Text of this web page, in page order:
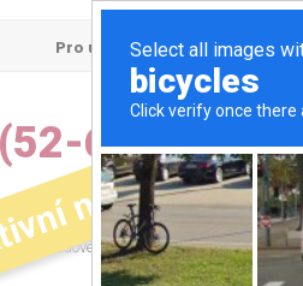
Pro uchazeče
(52-60.000
nabídka
52000 - 60000 Kč
mzdové ohodnocení